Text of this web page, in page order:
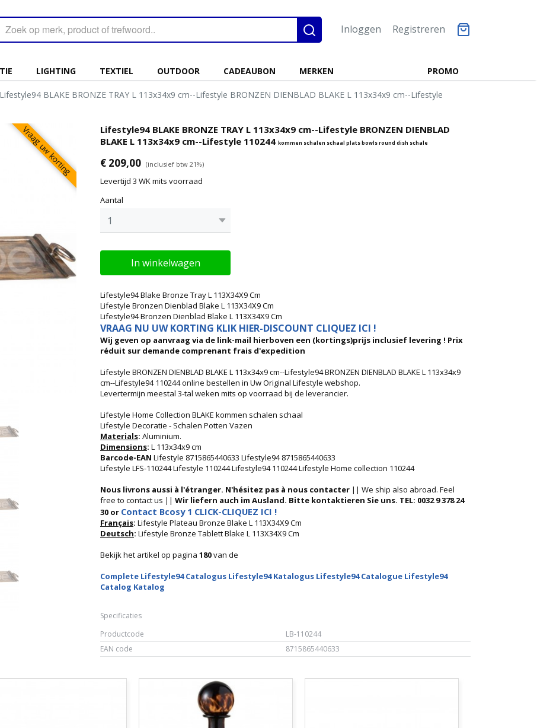
Inloggen Registreren
PROMO
LIGHTING TEXTIEL OUTDOOR CADEAUBON MERKEN
Lifestyle94 BLAKE BRONZE TRAY L 113x34x9 cm--Lifestyle BRONZEN DIENBLAD BLAKE L 113x34x9 cm--Lifestyle
Vraag uw korting
Lifestyle94 BLAKE BRONZE TRAY L 113x34x9 cm--Lifestyle BRONZEN DIENBLAD
BLAKE L 113x34x9 cm--Lifestyle 110244 kommen schalen schaal plats bowls round dish schale
€ 209,00 (inclusief btw 21%)
Levertijd 3 WK mits voorraad
Aantal
In winkelwagen
Lifestyle94 Blake Bronze Tray L 113X34X9 Cm
Lifestyle Bronzen Dienblad Blake L 113X34X9 Cm
Lifestyle94 Bronzen Dienblad Blake L 113X34X9 Cm
VRAAG NU UW KORTING KLIK HIER-DISCOUNT CLIQUEZ ICI !
Wij geven op aanvraag via de link-mail hierboven een (kortings)prijs inclusief levering ! Prix
réduit sur demande comprenant frais d'expedition
Lifestyle BRONZEN DIENBLAD BLAKE L 113x34x9 cm--Lifestyle94 BRONZEN DIENBLAD BLAKE L 113x34x9
cm--Lifestyle94 110244 online bestellen in Uw Original Lifestyle webshop.
Levertermijn meestal 3-tal weken mits op voorraad bij de leverancier.
Lifestyle Home Collection BLAKE kommen schalen schaal
Lifestyle Decoratie - Schalen Potten Vazen
Materials: Aluminium.
Dimensions: L 113x34x9 cm
Barcode-EAN Lifestyle 8715865440633 Lifestyle94 8715865440633
Lifestyle LFS-110244 Lifestyle 110244 Lifestyle94 110244 Lifestyle Home collection 110244
Nous livrons aussi à l'étranger. N'hésitez pas à nous contacter || We ship also abroad. Feel
free to contact us || Wir liefern auch im Ausland. Bitte kontaktieren Sie uns. TEL: 0032 9 378 24
30 or Contact Bcosy 1 CLICK-CLIQUEZ ICI !
Français: Lifestyle Plateau Bronze Blake L 113X34X9 Cm
Deutsch: Lifestyle Bronze Tablett Blake L 113X34X9 Cm
Bekijk het artikel op pagina 180van de
Complete Lifestyle94 Catalogus Lifestyle94 Katalogus Lifestyle94 Catalogue Lifestyle94
Catalog Katalog
Specificaties
Productcode
LB-110244
EAN code
8715865440633